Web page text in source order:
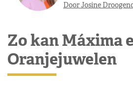
Door Josine
Zo kan Máxima
Oranjejuwelen